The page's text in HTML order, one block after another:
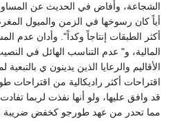
الشجاعة، وأفاض في الحديث عن المساوئ
أياً كان رسوخها في الزمن والميول
أكثر الطبقات إنتاجاً وكداً". وأدان عدم
المالية، و" عدم التناسب الهائل في
اقتراحات أكثر راديكالية من اقتراحات
قد وافق عليها، ولو أنها نفذت لربما
مما تحدر من عهد طورجو كخفض ضريبة